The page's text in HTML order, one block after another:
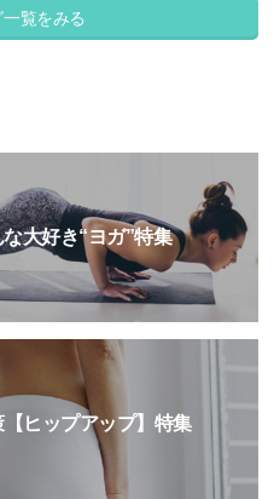
覧をみる
大好き“ヨガ”特集
ヒップアップ】特集